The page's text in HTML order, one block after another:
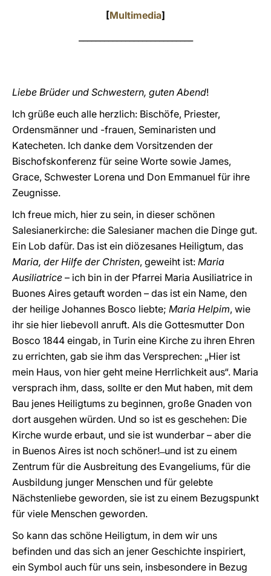
[Multimedia]
Liebe Brüder und Schwestern, guten Abend!
Ich grüße euch alle herzlich: Bischöfe, Priester,
Ordensmänner und -frauen, Seminaristen und
Katecheten. Ich danke dem Vorsitzenden der
Bischofskonferenz für seine Worte sowie James,
Grace, Schwester Lorena und Don Emmanuel für ihre
Zeugnisse.
Ich freue mich, hier zu sein, in dieser schönen
Salesianerkirche: die Salesianer machen die Dinge gut.
Ein Lob dafür. Das ist ein diözesanes Heiligtum, das
Maria, der Hilfe der Christen, geweiht ist: Maria
Ausiliatrice – ich bin in der Pfarrei Maria Ausiliatrice in
Buones Aires getauft worden – das ist ein Name, den
der heilige Johannes Bosco liebte; Maria Helpim, wie
ihr sie hier liebevoll anruft. Als die Gottesmutter Don
Bosco 1844 eingab, in Turin eine Kirche zu ihren Ehren
zu errichten, gab sie ihm das Versprechen: „Hier ist
mein Haus, von hier geht meine Herrlichkeit aus“. Maria
versprach ihm, dass, sollte er den Mut haben, mit dem
Bau jenes Heiligtums zu beginnen, große Gnaden von
dort ausgehen würden. Und so ist es geschehen: Die
Kirche wurde erbaut, und sie ist wunderbar – aber die
in Buenos Aires ist noch schöner! ̶ und ist zu einem
Zentrum für die Ausbreitung des Evangeliums, für die
Ausbildung junger Menschen und für gelebte
Nächstenliebe geworden, sie ist zu einem Bezugspunkt
für viele Menschen geworden.
So kann das schöne Heiligtum, in dem wir uns
befinden und das sich an jener Geschichte inspiriert,
ein Symbol auch für uns sein, insbesondere in Bezug